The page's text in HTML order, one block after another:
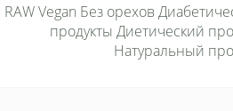
RAW Vegan Без орехов
продукты Диетический
Натуральный